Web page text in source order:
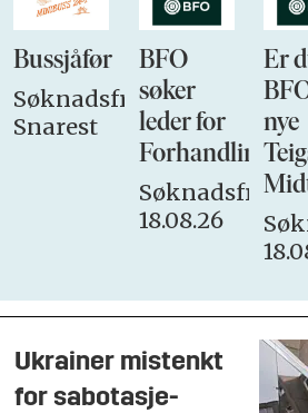
Bussjåfør
Søknadsfrist:
Snarest
BFO
søker
leder for
Søknadsfrist:
18.08.26
Er
nye
Ukrainer mistenkt
for sabotasje-